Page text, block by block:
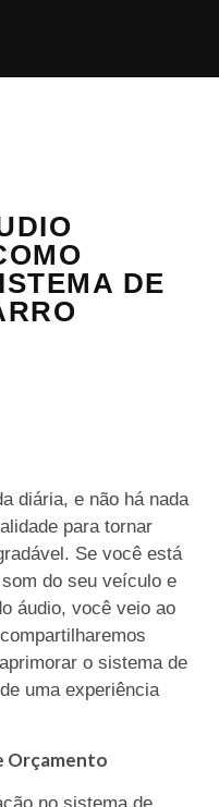
DE
diária, e não há nada
para tornar
Se você está
do seu veículo e
áudio, você veio ao
o sistema de
uma experiência
Orçamento